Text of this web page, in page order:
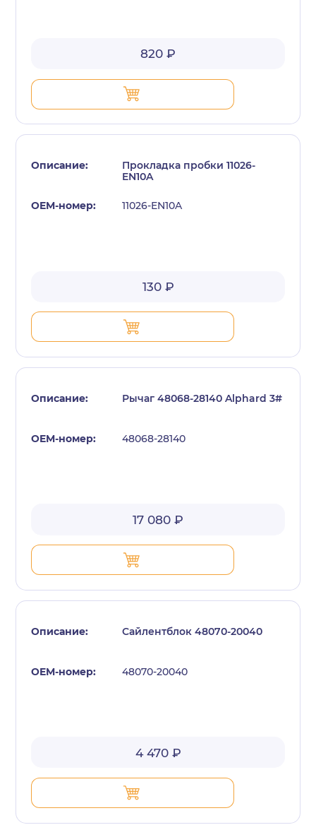
820 ₽
Прокладка пробки 11026-
EN10A
11026-EN10A
130 ₽
Рычаг 48068-28140 Alphard 3#
48068-28140
17 080 ₽
Сайлентблок 48070-20040
48070-20040
4 470 ₽